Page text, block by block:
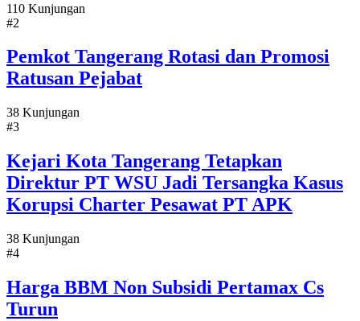
110 Kunjungan
#2
Pemkot Tangerang Rotasi dan Promosi
Ratusan Pejabat
38 Kunjungan
#3
Kejari Kota Tangerang Tetapkan
Direktur PT WSU Jadi Tersangka Kasus
Korupsi Charter Pesawat PT APK
38 Kunjungan
#4
Harga BBM Non Subsidi Pertamax Cs
Turun